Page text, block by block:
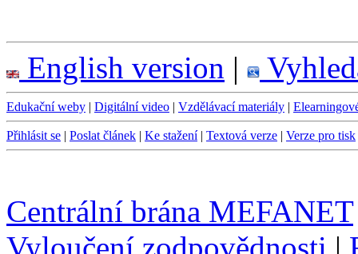
English version |
Edukační weby | Digitální video | Vzdělávací materiály |
Přihlásit se | Poslat článek | Ke stažení| Textová verze | Verze pro tisk
Centrální brána MEFANET